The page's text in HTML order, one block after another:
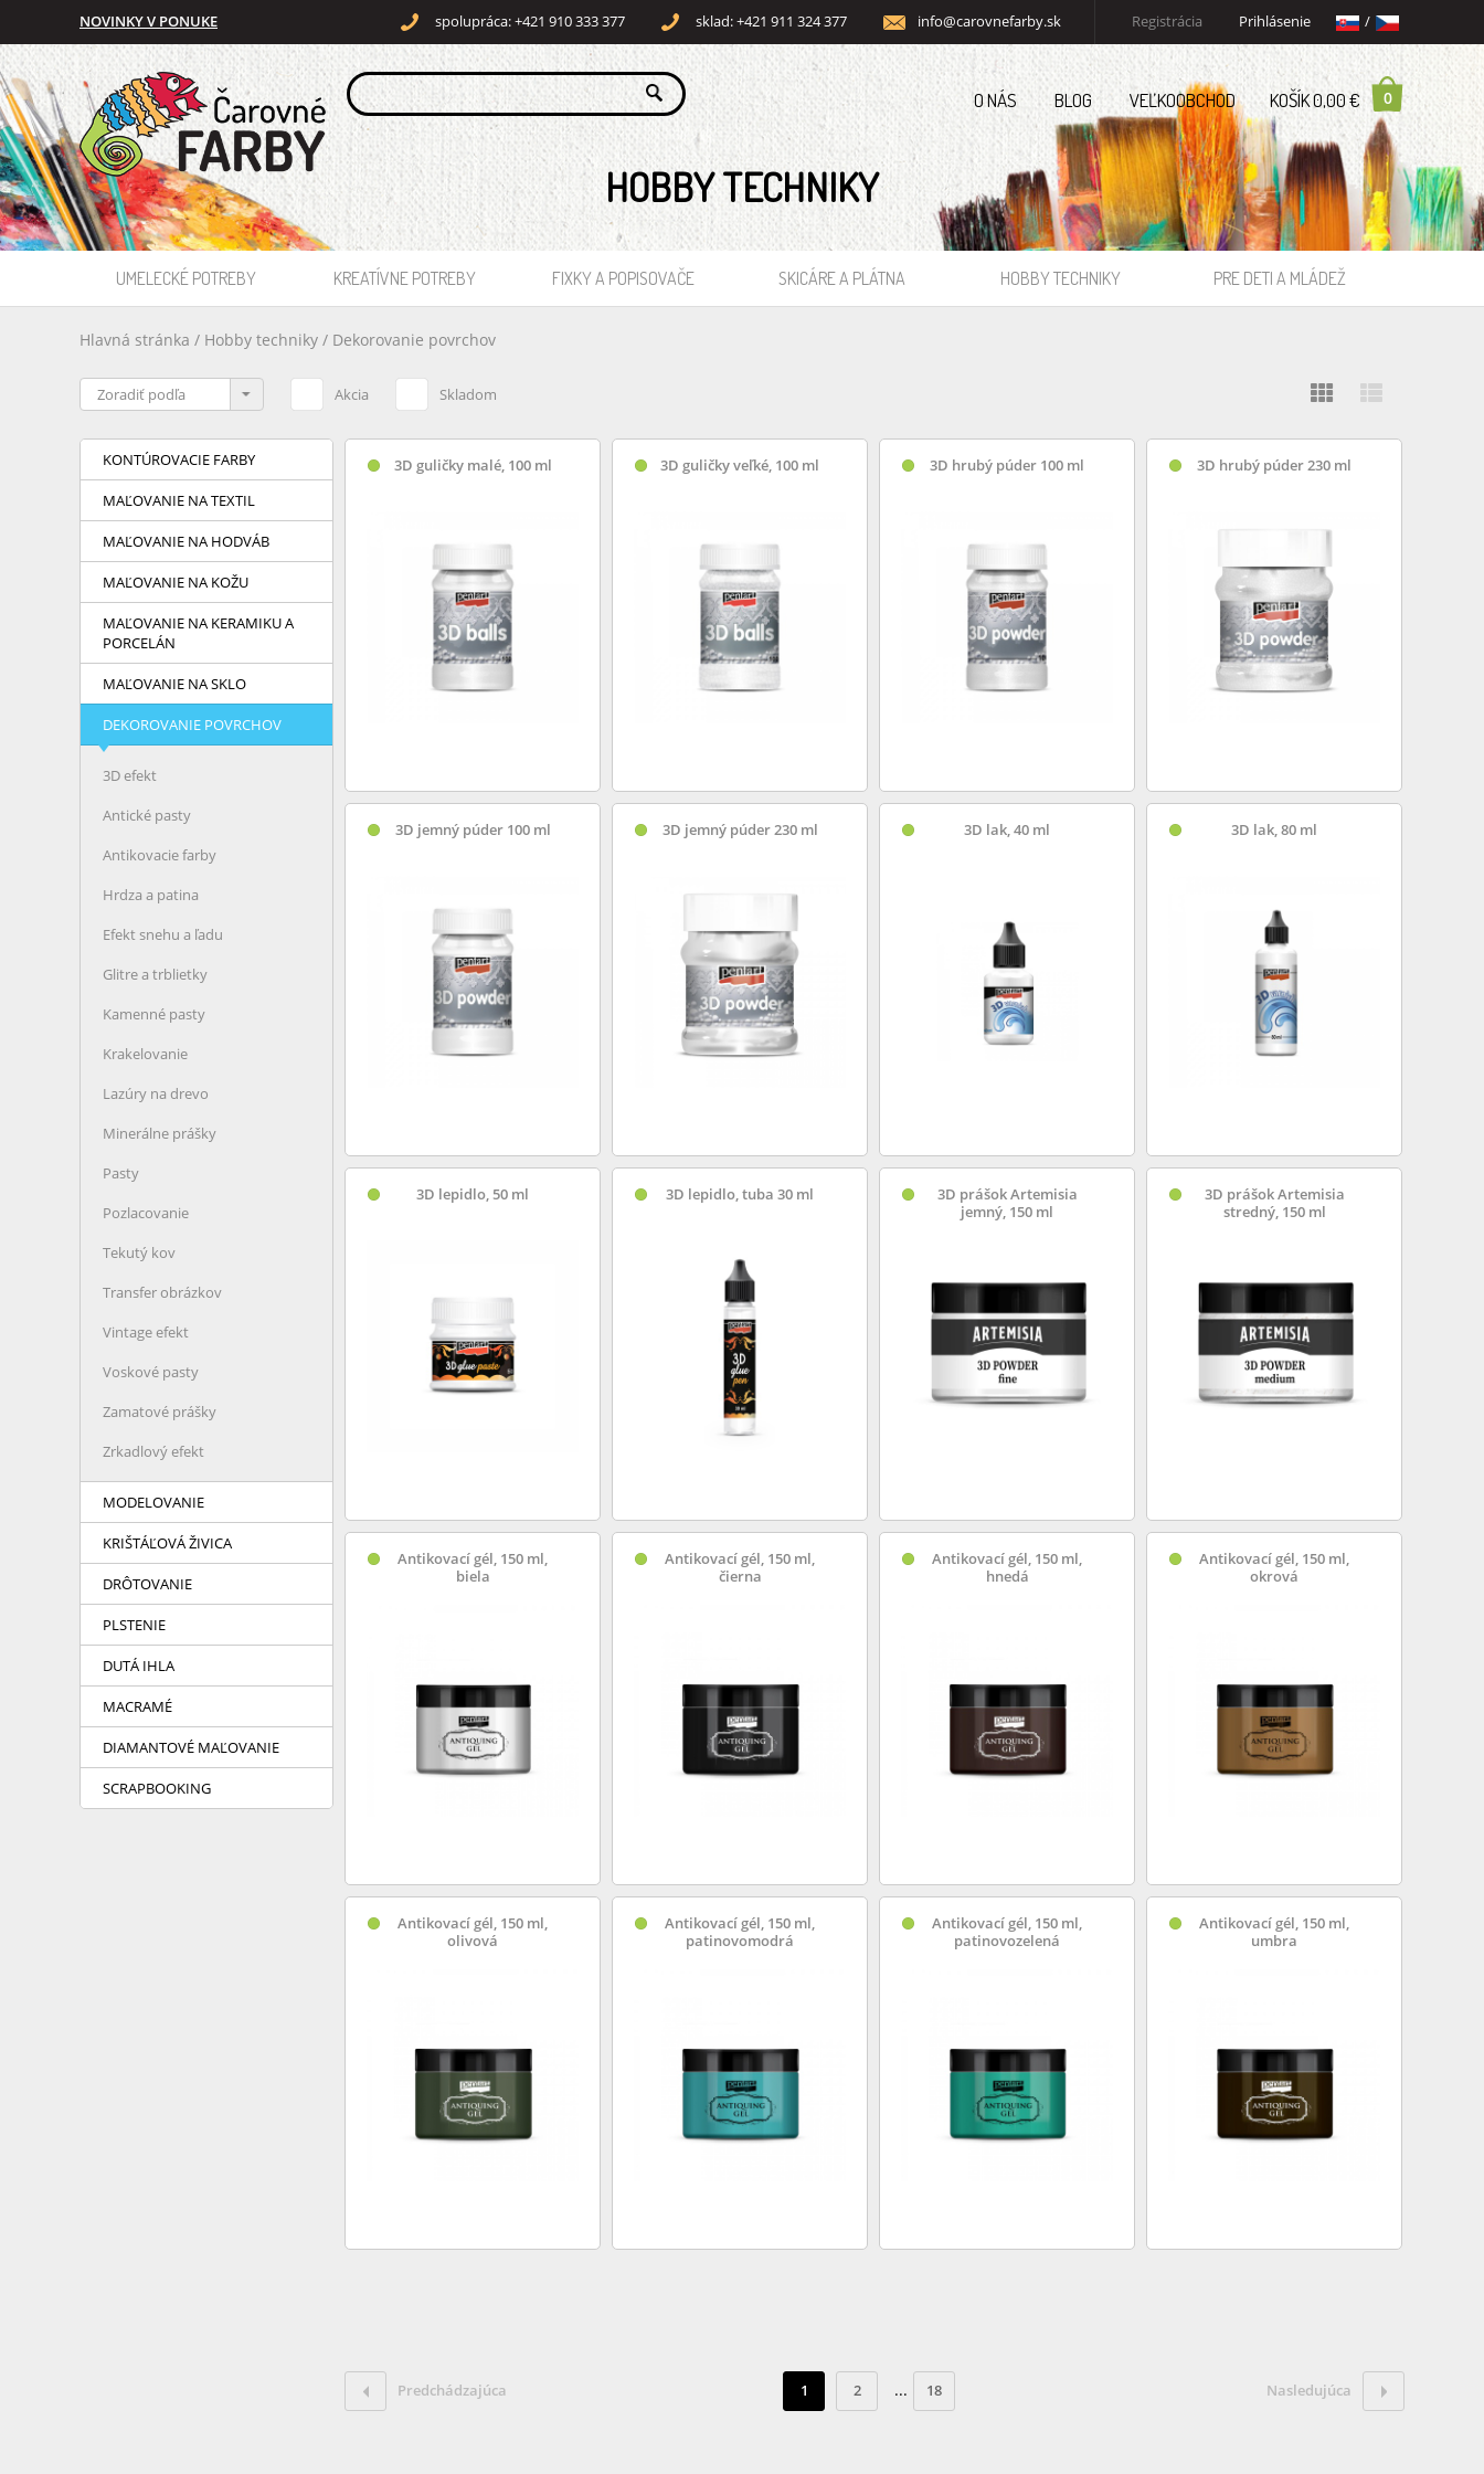
NOVINKY V PONUKE spolupráca: +421 910 333 377 sklad: +421 911 324 377 info@carovnefarby.sk Registrácia Prihlásenie /
KOŠÍK 0,00 € 0
O NÁS BLOG VEĽKOOBCHOD
HOBBY TECHNIKY
UMELECKÉ POTREBY KREATÍVNE POTREBY FIXKY A POPISOVAČE SKICÁRE A PLÁTNA HOBBY TECHNIKY PRE DETI A MLÁDEŽ
Hlavná stránka / Hobby techniky / Dekorovanie povrchov
Akcia Skladom
KONTÚROVACIE FARBY
MAĽOVANIE NA TEXTIL
MAĽOVANIE NA HODVÁB
MAĽOVANIE NA KOŽU
MAĽOVANIE NA KERAMIKU A
PORCELÁN
MAĽOVANIE NA SKLO
DEKOROVANIE POVRCHOV
3D efekt
Antické pasty
Antikovacie farby
Hrdza a patina
Efekt snehu a ľadu
Glitre a trblietky
Kamenné pasty
Krakelovanie
Lazúry na drevo
Minerálne prášky
Pasty
Pozlacovanie
Tekutý kov
Transfer obrázkov
Vintage efekt
Voskové pasty
Zamatové prášky
Zrkadlový efekt
MODELOVANIE
KRIŠTÁĽOVÁ ŽIVICA
DRÔTOVANIE
PLSTENIE
DUTÁ IHLA
MACRAMÉ
DIAMANTOVÉ MAĽOVANIE
SCRAPBOOKING
3D guličky malé, 100 ml 3D guličky veľké, 100 ml 3D hrubý púder 100 ml 3D hrubý púder 230 ml
3D jemný púder 100 ml 3D jemný púder 230 ml 3D lak, 40 ml 3D lak, 80 ml
3D lepidlo, 50 ml 3D lepidlo, tuba 30 ml
3D prášok Artemisia
jemný, 150 ml
3D prášok Artemisia
stredný, 150 ml
Antikovací gél, 150 ml,
biela
Antikovací gél, 150 ml,
čierna
Antikovací gél, 150 ml,
hnedá
Antikovací gél, 150 ml,
okrová
Antikovací gél, 150 ml,
olivová
Antikovací gél, 150 ml,
patinovomodrá
Antikovací gél, 150 ml,
patinovozelená
Antikovací gél, 150 ml,
umbra
Predchádzajúca Nasledujúca
1 2 ... 18